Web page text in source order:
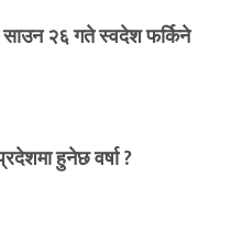
साउन २६ गते स्वदेश फर्किने
हुनेछ वर्षा ?